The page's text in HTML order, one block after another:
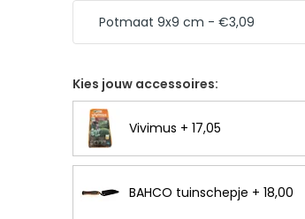
Kies jouw accessoires:
Vivimus + 17,05
BAHCO tuinschepje + 18,00